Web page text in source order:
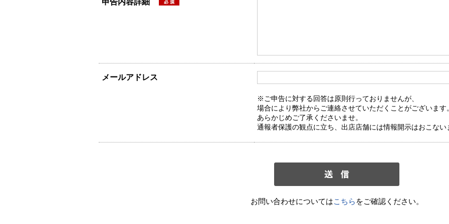
申告内容詳細
メールアドレス
※ご申告に対する回答は原則行っておりませんが、
場合により弊社からご連絡させていただくことがございます。
あらかじめご了承くださいませ。
通報者保護の観点に立ち、出店店舗には情報開示はおこない
お問い合わせについてはこちら をご確認ください。